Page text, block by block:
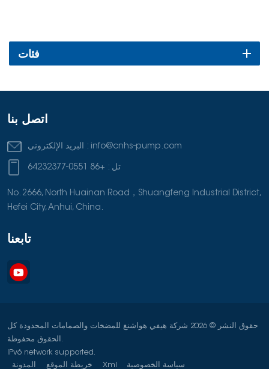
فئات
اتصل بنا
البريد الإلكتروني : info@cnhs-pump.com
تل : +86 0551-64232377
No. 2666, North Huainan Road，Shuangfeng Industrial District,
Hefei City, Anhui, China.
تابعنا
حقوق النشر © 2026 شركة هيفي هواشنغ للمضخات والصمامات المحدودة كل
الحقوق محفوظة.
IPv6 network supported.
المدونة
خريطة الموقع Xml سياسة الخصوصية